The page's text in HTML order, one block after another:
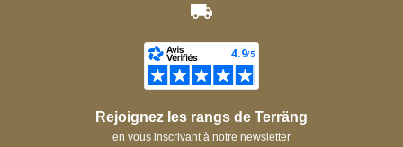
Rejoignez les rangs de Terräng
en vous inscrivant à notre newsletter